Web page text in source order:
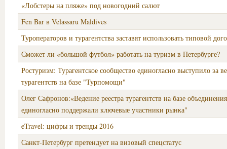
«Лобстеры на пляже» под новогодний салют
Fen Bar в Velassaru Maldives
Туроператоров и турагентства заставят использовать типовой
Сможет ли «большой футбол» работать на туризм в Петербурге?
Ростуризм: Турагентское сообщество единогласно выступило за
турагентств на базе "Турпомощи"
Олег Сафронов:«Ведение реестра турагентств на базе
единогласно поддержали ключевые участники рынка"
eTravel: цифры и тренды 2016
Санкт-Петербург претендует на визовый спецстатус